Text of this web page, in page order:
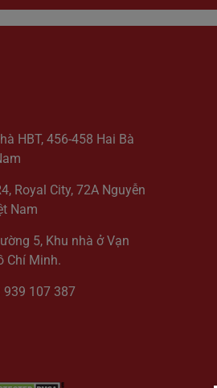
HBT, 456-458 Hai Bà
Royal City, 72A Nguyễn
Nam
5, Khu nhà ở Vạn
Chí Minh.
939 107 387